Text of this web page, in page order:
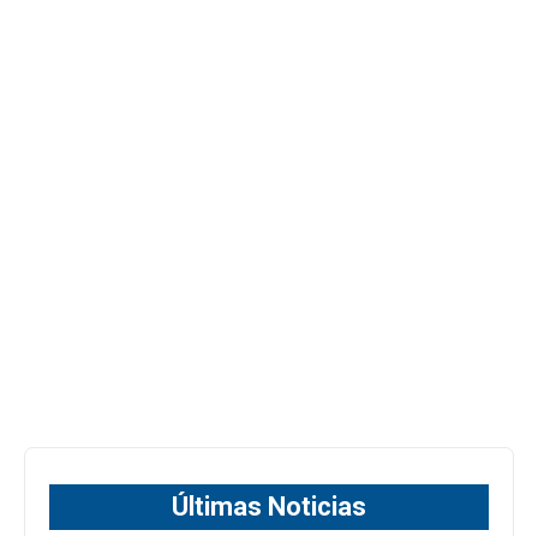
Últimas Noticias